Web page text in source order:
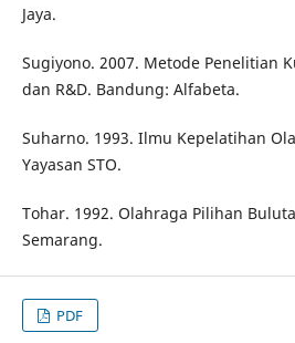
Jaya.
Sugiyono. 2007. Metode Penelitian
dan R&D. Bandung: Alfabeta.
Suharno. 1993. Ilmu Kepelatihan
Yayasan STO.
Tohar. 1992. Olahraga Pilihan
Semarang.
PDF